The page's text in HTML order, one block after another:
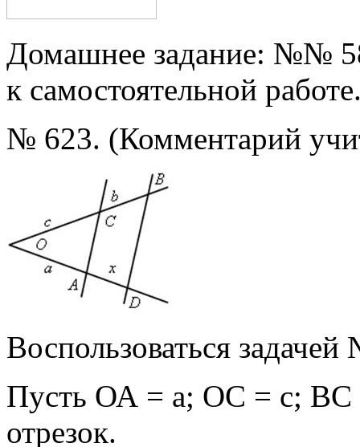
Домашнее задание: №№
к самостоятельной
№ 623. (Комментарий
Воспользоваться
Пусть ОА = а; ОС = с;
отрезок.